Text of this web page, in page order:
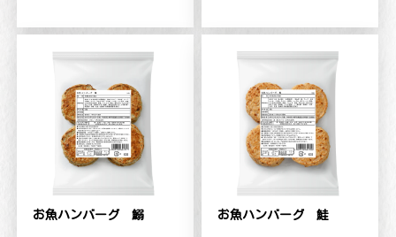
お魚ハンバーグ 鰯 お魚ハンバーグ 鮭